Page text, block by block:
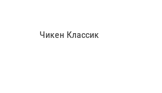
Чикен Классик